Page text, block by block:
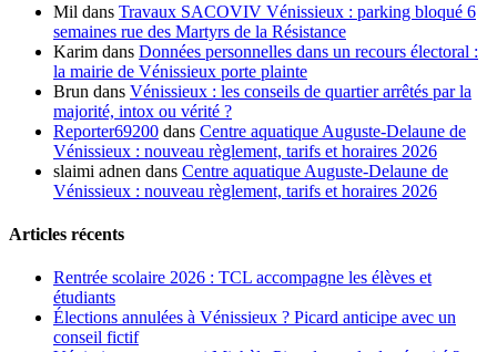
Mil dans Travaux SACOVIV Vénissieux : parking bloqué 6
semaines rue des Martyrs de la Résistance
Karim dans Données personnelles dans un recours électoral :
la mairie de Vénissieux porte plainte
Brun dans Vénissieux : les conseils de quartier arrêtés par la
majorité, intox ou vérité ?
Reporter69200 dans Centre aquatique Auguste-Delaune de
Vénissieux : nouveau règlement, tarifs et horaires 2026
slaimi adnen dans Centre aquatique Auguste-Delaune de
Vénissieux : nouveau règlement, tarifs et horaires 2026
Articles récents
Rentrée scolaire 2026 : TCL accompagne les élèves et
étudiants
Élections annulées à Vénissieux ? Picard anticipe avec un
conseil fictif